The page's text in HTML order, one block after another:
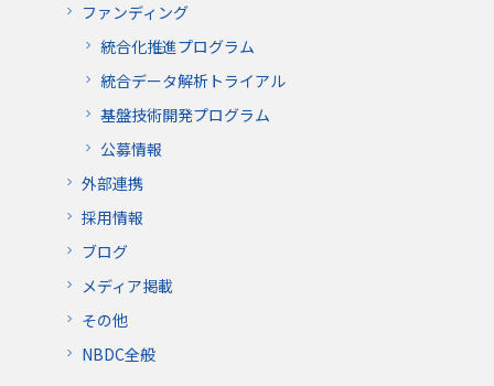
ファンディング
統合化推進プログラム
統合データ解析トライアル
基盤技術開発プログラム
公募情報
外部連携
採用情報
ブログ
メディア掲載
その他
NBDC全般